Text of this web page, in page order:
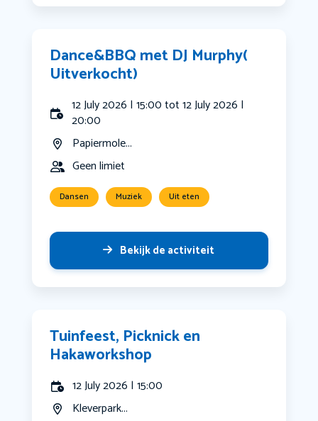
Dance&BBQ met DJ Murphy(
Uitverkocht)
12 July 2026 | 15:00 tot 12 July 2026 |
20:00
Papiermole...
Geen limiet
Dansen Muziek Uit eten
Bekijk de activiteit
Tuinfeest, Picknick en
Hakaworkshop
12 July 2026 | 15:00
Kleverpark...